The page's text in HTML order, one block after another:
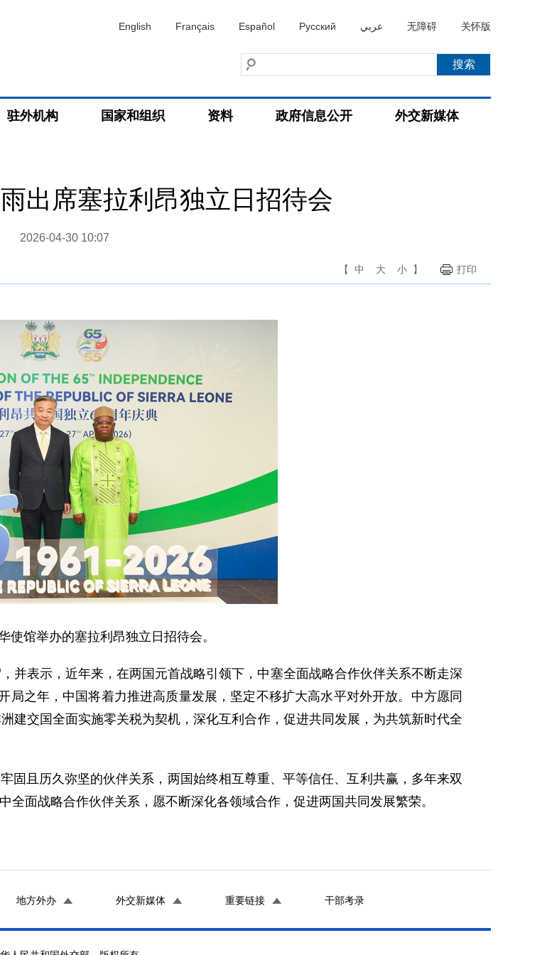
English Français Español Русский عربي 无障碍 关怀版
驻外机构 国家和组织 资料 政府信息公开 外交新媒体
出席塞拉利昂独立日招待会
2026-04-30 10:07
【 中 大 小 】 打印
馆举办的塞拉利昂独立日招待会。
并表示，近年来，在两国元首战略引领下，中塞全面战略合作伙伴关系不断走深
局之年，中国将着力推进高质量发展，坚定不移扩大高水平对外开放。中方愿同
建交国全面实施零关税为契机，深化互利合作，促进共同发展，为共筑新时代全
固且历久弥坚的伙伴关系，两国始终相互尊重、平等信任、互利共赢，多年来双
面战略合作伙伴关系，愿不断深化各领域合作，促进两国共同发展繁荣。
地方外办 外交新媒体 重要链接 干部考录